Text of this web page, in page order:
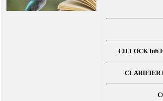
CH LOCK lub
CLARIFIER